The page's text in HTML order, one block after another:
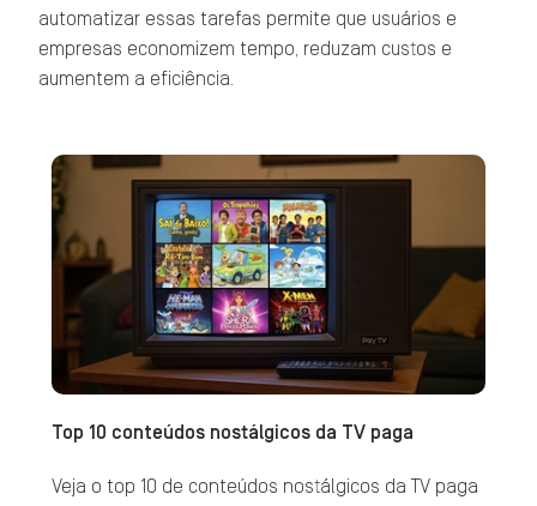
automatizar essas tarefas permite que usuários e
empresas economizem tempo, reduzam custos e
aumentem a eficiência.
Top 10 conteúdos nostálgicos da TV paga
Veja o top 10 de conteúdos nostálgicos da TV paga